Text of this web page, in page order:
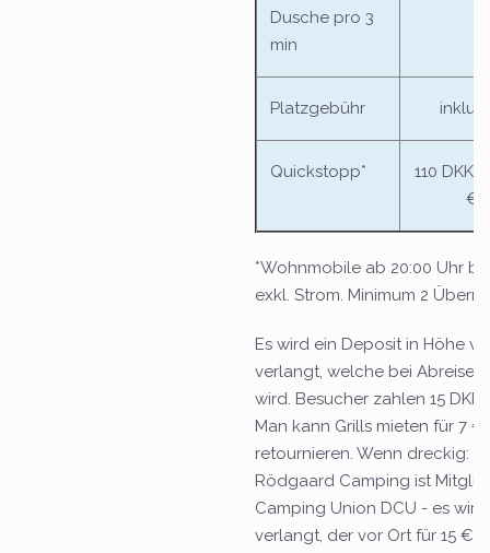
Dusche pro 3
min
Platzgebühr
Quickstopp*
110 DKK
€
*Wohnmobile ab 20:00 Uhr
exkl. Strom. Minimum 2
Es wird ein Deposit in Höhe
verlangt, welche bei Abreise
wird. Besucher zahlen 15
Man kann Grills mieten für 7
retournieren. Wenn dreckig:
Rödgaard Camping ist
Camping Union DCU - es
verlangt, der vor Ort für 15 €